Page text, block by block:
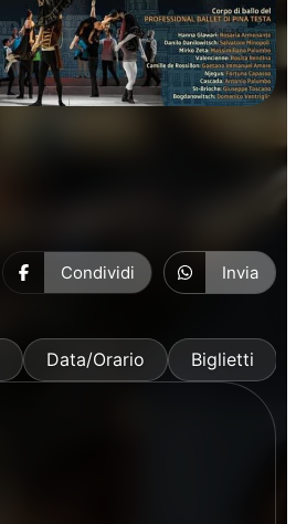
Condividi Invia
Data/Orario Biglietti